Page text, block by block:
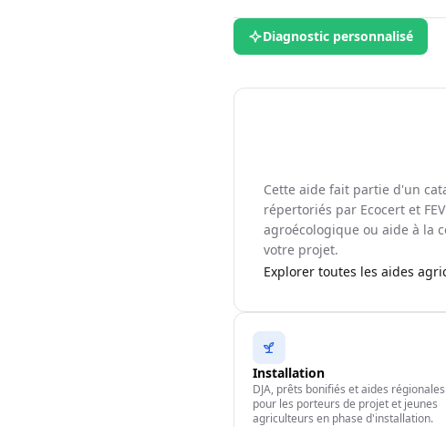
Diagnostic personnalisé
Cette aide fait partie d'un
répertoriés par Ecocert et
agroécologique ou aide à la
votre projet.
Explorer toutes les aides
Installation
DJA, prêts bonifiés et aides régionales
pour les porteurs de projet et jeunes
agriculteurs en phase d'installation.